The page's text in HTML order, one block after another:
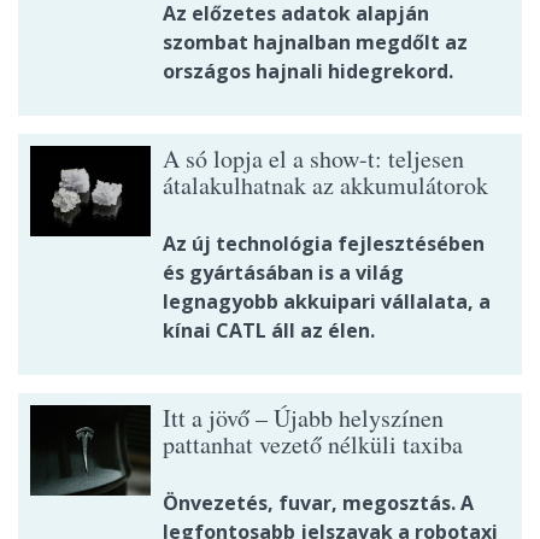
Az előzetes adatok alapján
szombat hajnalban megdőlt az
országos hajnali hidegrekord.
A só lopja el a show-t: teljesen
átalakulhatnak az akkumulátorok
Az új technológia fejlesztésében
és gyártásában is a világ
legnagyobb akkuipari vállalata, a
kínai CATL áll az élen.
Itt a jövő – Újabb helyszínen
pattanhat vezető nélküli taxiba
Önvezetés, fuvar, megosztás. A
legfontosabb jelszavak a robotaxi